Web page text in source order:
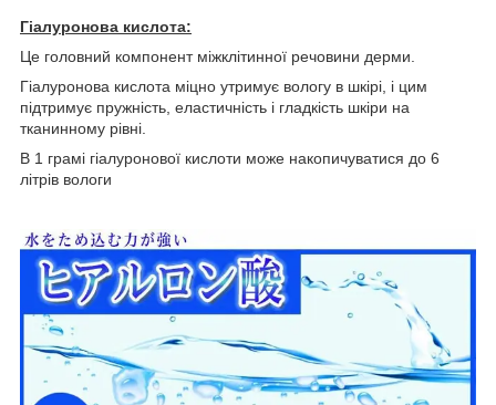
Гіалуронова кислота:
Це головний компонент міжклітинної речовини дерми.
Гіалуронова кислота міцно утримує вологу в шкірі, і цим
підтримує пружність, еластичність і гладкість шкіри на
тканинному рівні.
В 1 грамі гіалуронової кислоти може накопичуватися до 6
літрів вологи